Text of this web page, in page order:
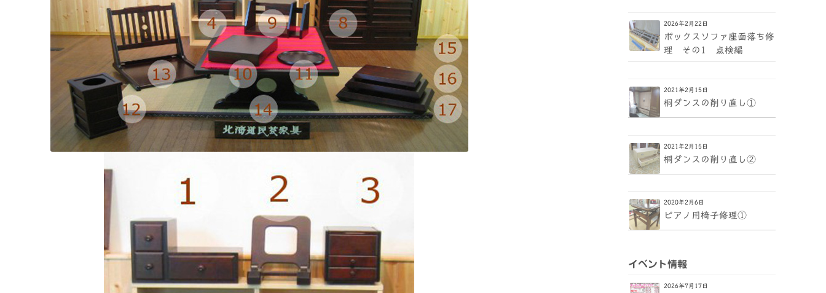
2026年2月22日
ボックスソファ座面落ち修
理 その1 点検編
2021年2月15日
桐ダンスの削り直し①
2021年2月15日
桐ダンスの削り直し②
2020年2月6日
ピアノ用椅子修理①
イベント情報
2026年7月17日